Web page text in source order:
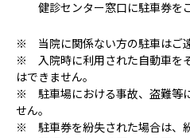
健診センター窓口に駐車券をご
※ 当院に関係ない方の駐車はご遠
※ 入院時に利用された自動車を
はできません。
※ 駐車場における事故、盗難等
せん。
※ 駐車券を紛失された場合は、紛